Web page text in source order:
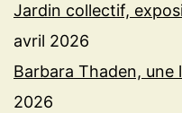
Jardin collectif,
avril 2026
Barbara Thaden, une
2026